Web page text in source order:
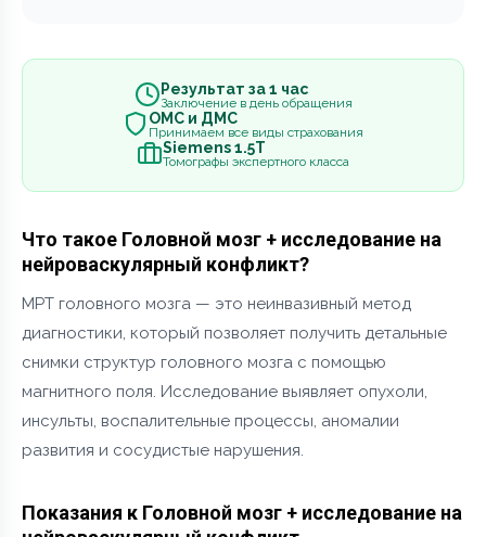
Результат за 1 час
Заключение в день обращения
ОМС и ДМС
Принимаем все виды страхования
Siemens 1.5Т
Томографы экспертного класса
Что такое Головной мозг + исследование на
нейроваскулярный конфликт?
МРТ головного мозга — это неинвазивный метод
диагностики, который позволяет получить детальные
снимки структур головного мозга с помощью
магнитного поля. Исследование выявляет опухоли,
инсульты, воспалительные процессы, аномалии
развития и сосудистые нарушения.
Показания к Головной мозг + исследование на